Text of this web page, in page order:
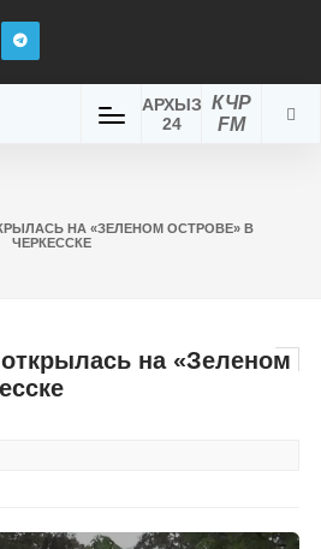
КЧР
FM
АРХЫЗ
24
НА «ЗЕЛЕНОМ ОСТРОВЕ» В
ЧЕРКЕССКЕ
на «Зеленом